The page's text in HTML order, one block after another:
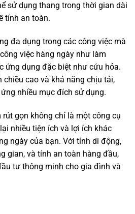
sử dụng thang trong thời gian dài
tính an toàn.
đa dụng trong các công việc mà
việc hàng ngày như làm
ứng dụng đặc biệt như cứu hỏa.
chiều cao và khả năng chịu tải,
nhiều mục đích sử dụng.
gọn không chỉ là một công cụ
nhiều tiện ích và lợi ích khác
ngày của bạn. Với tính di động,
gian, và tính an toàn hàng đầu,
tư thông minh cho gia đình và